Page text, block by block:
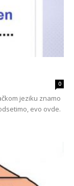
0
jeziku znamo
evo ovde.